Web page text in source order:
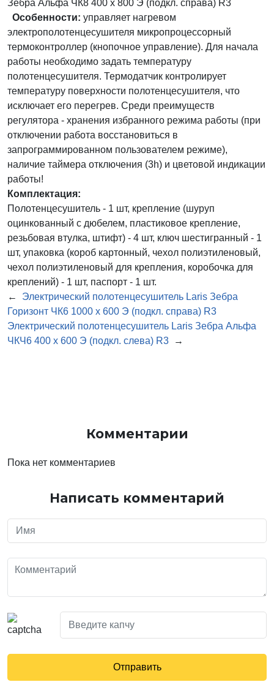
Особенности: управляет нагревом
электрополотенцесушителя микропроцессорный
термоконтроллер (кнопочное управление). Для начала
работы необходимо задать температуру
полотенцесушителя. Термодатчик контролирует
температуру поверхности полотенцесушителя, что
исключает его перегрев. Среди преимуществ
регулятора - хранения избранного режима работы (при
отключении работа восстановиться в
запрограммированном пользователем режиме),
наличие таймера отключения (3h) и цветовой индикации
работы!
Комплектация:
Полотенцесушитель - 1 шт, крепление (шуруп
оцинкованный с дюбелем, пластиковое крепление,
резьбовая втулка, штифт) - 4 шт, ключ шестигранный - 1
шт, упаковка (короб картонный, чехол полиэтиленовый,
чехол полиэтиленовый для крепления, коробочка для
креплений) - 1 шт, паспорт - 1 шт.
← Электрический полотенцесушитель Laris Зебра
Горизонт ЧК6 1000 х 600 Э (подкл. справа) R3
Электрический полотенцесушитель Laris Зебра Альфа
ЧКЧ6 400 х 600 Э (подкл. слева) R3
→
Комментарии
Пока нет комментариев
Написать комментарий